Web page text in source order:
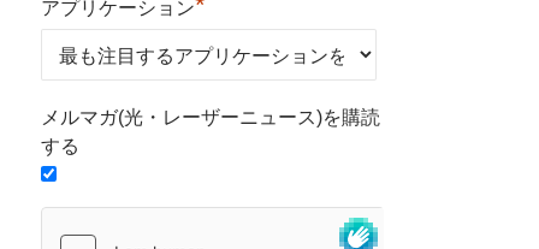
アプリケーション
メルマガ(光・レーザーニュース)を購読
する